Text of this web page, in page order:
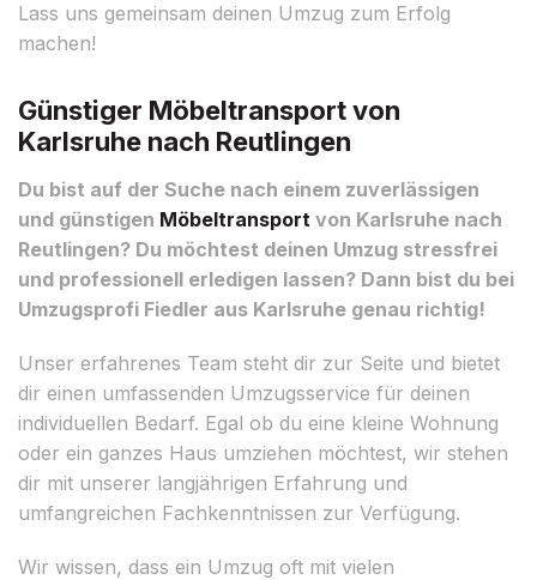
Lass uns gemeinsam deinen Umzug zum Erfolg
machen!
Günstiger Möbeltransport von
Karlsruhe nach Reutlingen
Du bist auf der Suche nach einem zuverlässigen
und günstigen Möbeltransport von Karlsruhe nach
Reutlingen? Du möchtest deinen Umzug stressfrei
und professionell erledigen lassen? Dann bist du bei
Umzugsprofi Fiedler aus Karlsruhe genau richtig!
Unser erfahrenes Team steht dir zur Seite und bietet
dir einen umfassenden Umzugsservice für deinen
individuellen Bedarf. Egal ob du eine kleine Wohnung
oder ein ganzes Haus umziehen möchtest, wir stehen
dir mit unserer langjährigen Erfahrung und
umfangreichen Fachkenntnissen zur Verfügung.
Wir wissen, dass ein Umzug oft mit vielen